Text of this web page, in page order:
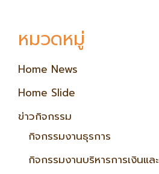
หมวดหมู่
Home News
Home Slide
ข่าวกิจกรรม
กิจกรรมงานธุรการ
กิจกรรมงานบริหารการเงินแ